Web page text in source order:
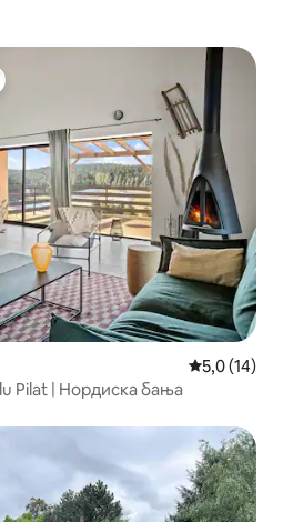
на гостите“
Просечна
5,0 (14)
Pilat | Нордиска бања